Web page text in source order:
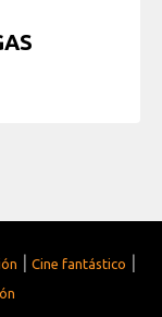
| Cine fantástico |